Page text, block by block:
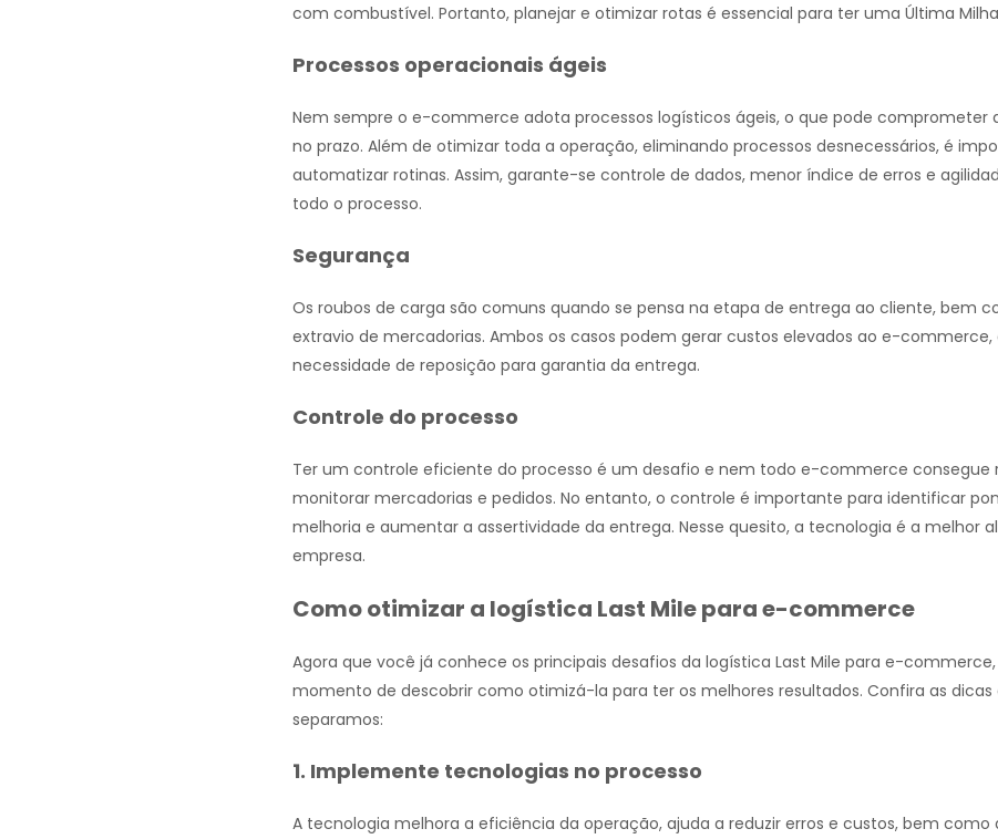
com combustível. Portanto, planejar e otimizar rotas é essencial para ter uma Última
Processos operacionais ágeis
Nem sempre o e-commerce adota processos logísticos ágeis, o que pode comprometer
no prazo. Além de otimizar toda a operação, eliminando processos desnecessários, é
automatizar rotinas. Assim, garante-se controle de dados, menor índice de erros e
todo o processo.
Segurança
Os roubos de carga são comuns quando se pensa na etapa de entrega ao cliente, bem
extravio de mercadorias. Ambos os casos podem gerar custos elevados ao e-
necessidade de reposição para garantia da entrega.
Controle do processo
Ter um controle eficiente do processo é um desafio e nem todo e-commerce consegue
monitorar mercadorias e pedidos. No entanto, o controle é importante para identificar
melhoria e aumentar a assertividade da entrega. Nesse quesito, a tecnologia é a melhor
empresa.
Como otimizar a logística Last Mile para e-commerce
Agora que você já conhece os principais desafios da logística Last Mile para e-
momento de descobrir como otimizá-la para ter os melhores resultados. Confira as dicas
separamos:
1. Implemente tecnologias no processo
A tecnologia melhora a eficiência da operação, ajuda a reduzir erros e custos, bem como